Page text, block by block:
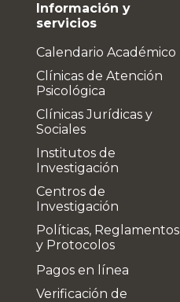
Información y
servicios
Calendario Académico
Clínicas de Atención
Psicológica
Clínicas Jurídicas y
Sociales
Institutos de
Investigación
Centros de
Investigación
Políticas, Reglamentos
y Protocolos
Pagos en línea
Verificación de